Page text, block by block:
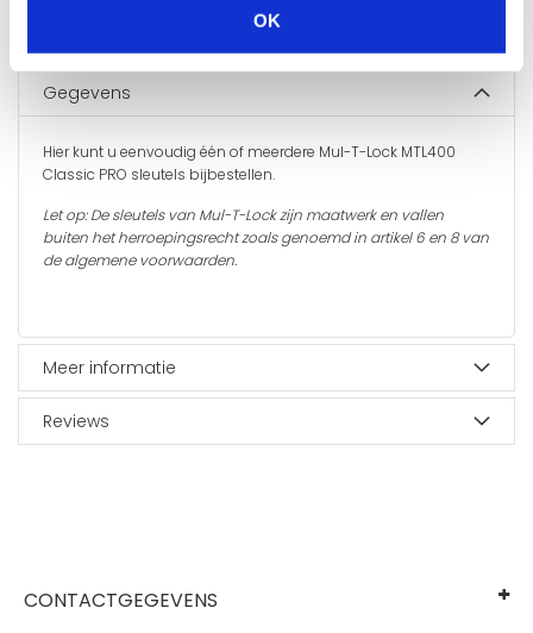
OK
Gegevens
Hier kunt u eenvoudig één of meerdere Mul-T-Lock MTL400
Classic PRO sleutels bijbestellen.
Let op: De sleutels van Mul-T-Lock zijn maatwerk en vallen
buiten het herroepingsrecht zoals genoemd in artikel 6 en 8 van
de algemene voorwaarden.
Meer informatie
Reviews
CONTACTGEGEVENS